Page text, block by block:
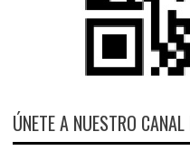
ÚNETE A NUESTRO